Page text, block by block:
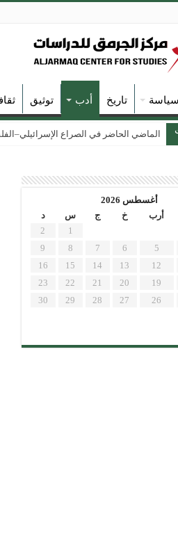
سياسة تاريخ أدب توثيق
الماضي الحاضر في الصراع
أغسطس 2026
أرب خ ج س
د
1
2
5
6
7
8
9
12
13
14
15
16
19
20
21
22
23
26
27
28
29
30